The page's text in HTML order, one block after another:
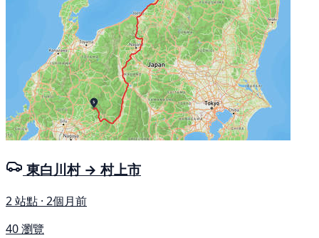
東白川村 → 村上市
2 站點 · 2個月前
40 瀏覽